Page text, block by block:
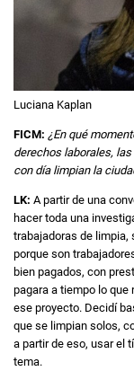
Luciana Kaplan
FICM: ¿En qué
derechos laborales,
con día limpian la
LK: A partir de una
hacer toda una
trabajadoras de limpia,
porque son
bien pagados, con
pagara a tiempo lo que
ese proyecto. Decidí
que se limpian solos,
a partir de eso, usar el
tema.